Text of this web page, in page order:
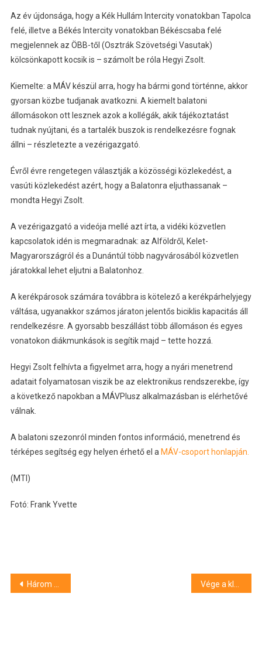
Az év újdonsága, hogy a Kék Hullám Intercity vonatokban Tapolca
felé, illetve a Békés Intercity vonatokban Békéscsaba felé
megjelennek az ÖBB-től (Osztrák Szövetségi Vasutak)
kölcsönkapott kocsik is – számolt be róla Hegyi Zsolt.
Kiemelte: a MÁV készül arra, hogy ha bármi gond történne, akkor
gyorsan közbe tudjanak avatkozni. A kiemelt balatoni
állomásokon ott lesznek azok a kollégák, akik tájékoztatást
tudnak nyújtani, és a tartalék buszok is rendelkezésre fognak
állni – részletezte a vezérigazgató.
Évről évre rengetegen választják a közösségi közlekedést, a
vasúti közlekedést azért, hogy a Balatonra eljuthassanak –
mondta Hegyi Zsolt.
A vezérigazgató a videója mellé azt írta, a vidéki közvetlen
kapcsolatok idén is megmaradnak: az Alföldről, Kelet-
Magyarországról és a Dunántúl több nagyvárosából közvetlen
járatokkal lehet eljutni a Balatonhoz.
A kerékpárosok számára továbbra is kötelező a kerékpárhelyjegy
váltása, ugyanakkor számos járaton jelentős biciklis kapacitás áll
rendelkezésre. A gyorsabb beszállást több állomáson és egyes
vonatokon diákmunkások is segítik majd – tette hozzá.
Hegyi Zsolt felhívta a figyelmet arra, hogy a nyári menetrend
adatait folyamatosan viszik be az elektronikus rendszerekbe, így
a következő napokban a MÁVPlusz alkalmazásban is elérhetővé
válnak.
A balatoni szezonról minden fontos információ, menetrend és
térképes segítség egy helyen érhető el a MÁV-csoport honlapján.
(MTI)
Fotó: Frank Yvette
Bejegyzés
Három napra újra mozgásba lendül Szeged: jön a hatodik Tricikli Fesztivál